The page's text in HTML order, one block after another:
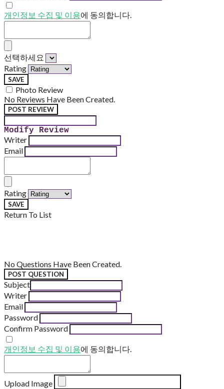
개인정보 수집 및 이용에 동의합니다.
선택하세요
Rating
SAVE
Photo Review
No Reviews Have Been Created.
POST REVIEW
Modify Review
Writer
Email
Rating
SAVE
Return To List
No Questions Have Been Created.
POST QUESTION
Subject
Writer
Email
Password
Confirm Password
개인정보 수집 및 이용에 동의합니다.
Upload Image